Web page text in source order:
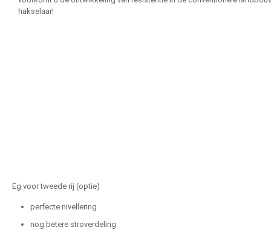
hakselaar!
Eg voor tweede rij (optie)
perfecte nivellering
nog betere stroverdeling